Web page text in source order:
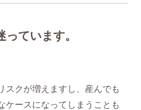
ています。
スクが増えますし、産んでも
ケースになってしまうことも